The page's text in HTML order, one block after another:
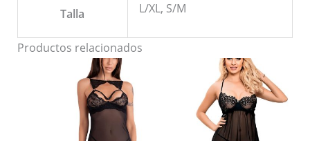
Talla L/XL, S/M
Productos relacionados